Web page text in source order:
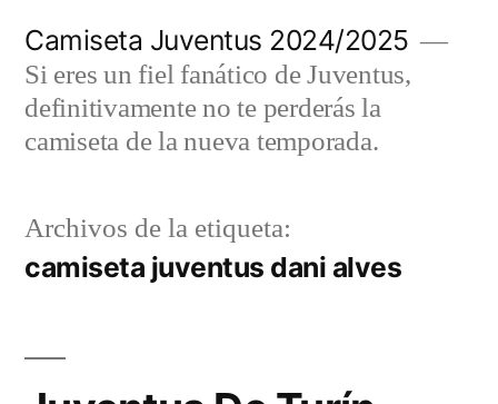
contenido
Camiseta Juventus 2024/2025
Si eres un fiel fanático de Juventus,
definitivamente no te perderás la
camiseta de la nueva temporada.
Archivos de la etiqueta:
camiseta juventus dani alves